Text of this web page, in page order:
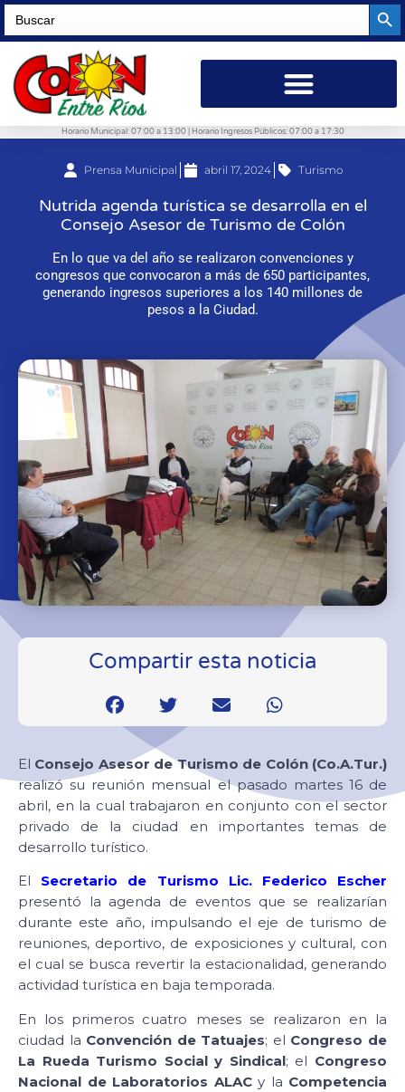
Search
for:
Horario Municipal: 07:00 a 13:00 | Horario Ingresos Públicos: 07:00 a 17:30
Prensa Municipal abril 17, 2024 Turismo
Nutrida agenda turística se desarrolla en el
Consejo Asesor de Turismo de Colón
En lo que va del año se realizaron convenciones y
congresos que convocaron a más de 650 participantes,
generando ingresos superiores a los 140 millones de
pesos a la Ciudad.
Compartir esta noticia
El Consejo Asesor de Turismo de Colón (Co.A.Tur.)
realizó su reunión mensual el pasado martes 16 de
abril, en la cual trabajaron en conjunto con el sector
privado de la ciudad en importantes temas de
desarrollo turístico.
El Secretario de Turismo Lic. Federico Escher
presentó la agenda de eventos que se realizarían
durante este año, impulsando el eje de turismo de
reuniones, deportivo, de exposiciones y cultural, con
el cual se busca revertir la estacionalidad, generando
actividad turística en baja temporada.
En los primeros cuatro meses se realizaron en la
ciudad la Convención de Tatuajes; el Congreso de
La Rueda Turismo Social y Sindical; el Congreso
Nacional de Laboratorios ALACy la Competencia